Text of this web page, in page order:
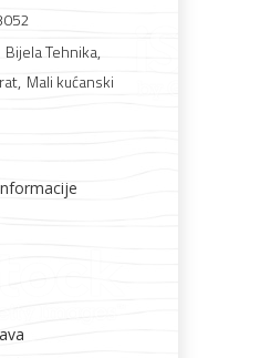
Bijela Tehnika,
, Mali kućanski